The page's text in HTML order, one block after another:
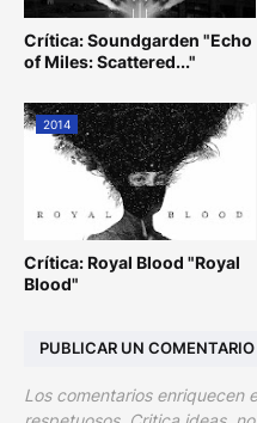
Crítica: Soundgarden "Echo
of Miles: Scattered..."
2014
Crítica: Royal Blood "Royal
Blood"
PUBLICAR UN COMENTARIO
Los comentarios enriquecen